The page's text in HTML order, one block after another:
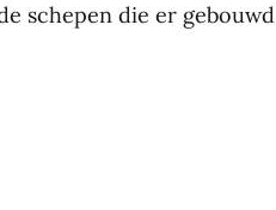
schepen die er gebouwd